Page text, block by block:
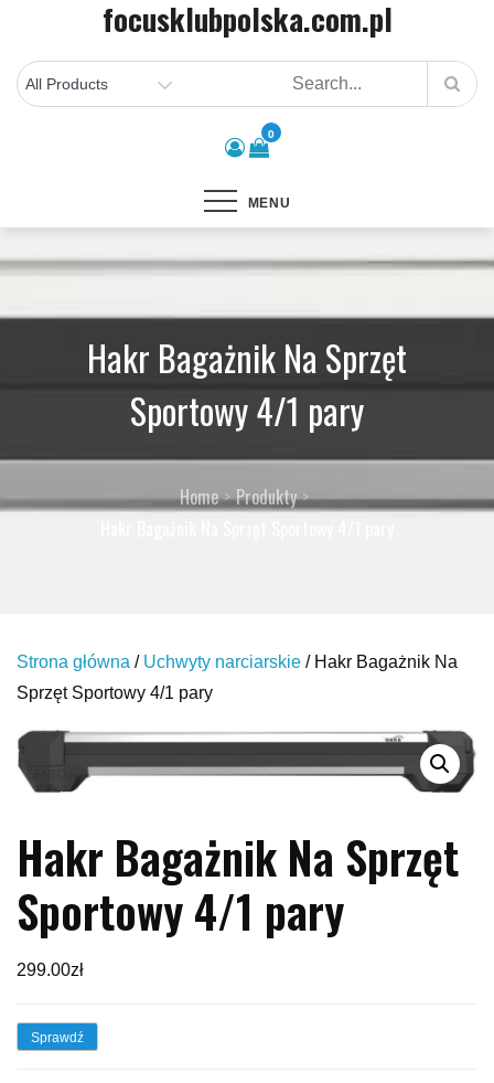
content
focusklubpolska.com.pl
0
MENU
Hakr Bagażnik Na Sprzęt
Sportowy 4/1 pary
Home
Produkty
Strona główna / Uchwyty narciarskie / Hakr Bagażnik Na
Sprzęt Sportowy 4/1 pary
Hakr Bagażnik Na Sprzęt
Sportowy 4/1 pary
299.00zł
Sprawdź